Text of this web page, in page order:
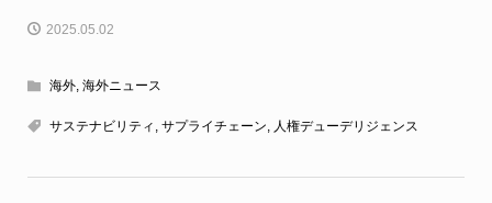
2025.05.02
海外, 海外ニュース
サステナビリティ , サプライチェーン, 人権デューデリジェンス